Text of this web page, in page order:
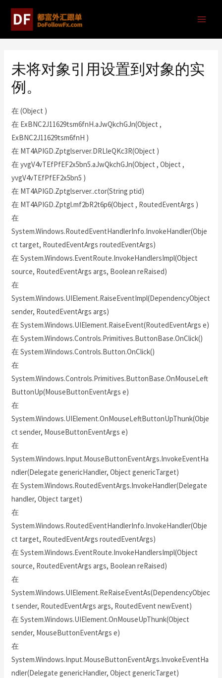
未将对象引用设置到对象的实
例。
在 (Object )
在 ExBNC2J11629tsm6fnH.aJwQkchGJn(Object ,
ExBNC2J11629tsm6fnH )
在 MT4APIGD.Zptglserver.DRLleQKc3R(Object )
在 yvgV4vTEfPfEF2x5bn5.aJwQkchGJn(Object , Object ,
yvgV4vTEfPfEF2x5bn5 )
在 MT4APIGD.Zptglserver..ctor(String ptid)
在 MT4APIGD.Zptgl.mf2bR2t6p6(Object , RoutedEventArgs )
在
System.Windows.RoutedEventHandlerInfo.InvokeHandler(Obje
ct target, RoutedEventArgs routedEventArgs)
在 System.Windows.EventRoute.InvokeHandlersImpl(Object
source, RoutedEventArgs args, Boolean reRaised)
在
System.Windows.UIElement.RaiseEventImpl(DependencyObject
sender, RoutedEventArgs args)
在 System.Windows.UIElement.RaiseEvent(RoutedEventArgs e)
在 System.Windows.Controls.Primitives.ButtonBase.OnClick()
在 System.Windows.Controls.Button.OnClick()
在
System.Windows.Controls.Primitives.ButtonBase.OnMouseLeft
ButtonUp(MouseButtonEventArgs e)
在
System.Windows.UIElement.OnMouseLeftButtonUpThunk(Obje
ct sender, MouseButtonEventArgs e)
在
System.Windows.Input.MouseButtonEventArgs.InvokeEventHa
ndler(Delegate genericHandler, Object genericTarget)
在 System.Windows.RoutedEventArgs.InvokeHandler(Delegate
handler, Object target)
在
System.Windows.RoutedEventHandlerInfo.InvokeHandler(Obje
ct target, RoutedEventArgs routedEventArgs)
在 System.Windows.EventRoute.InvokeHandlersImpl(Object
source, RoutedEventArgs args, Boolean reRaised)
在
System.Windows.UIElement.ReRaiseEventAs(DependencyObjec
t sender, RoutedEventArgs args, RoutedEvent newEvent)
在 System.Windows.UIElement.OnMouseUpThunk(Object
sender, MouseButtonEventArgs e)
在
System.Windows.Input.MouseButtonEventArgs.InvokeEventHa
ndler(Delegate genericHandler, Object genericTarget)